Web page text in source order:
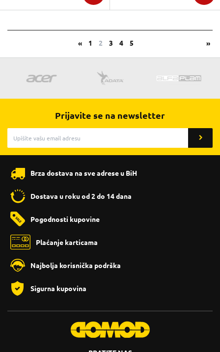
« 1 2 3 4 5 »
Prijavite se na newsletter
Brza dostava na sve adrese u BiH
Dostava u roku od 2 do 14 dana
Pogodnosti kupovine
Plaćanje karticama
Najbolja korisnička podrška
Sigurna kupovina